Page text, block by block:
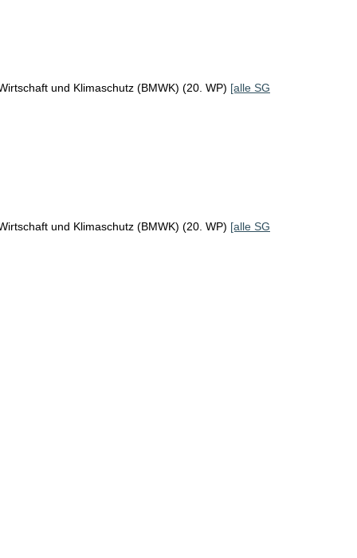
und Klimaschutz (BMWK) (20. WP) [alle SG
und Klimaschutz (BMWK) (20. WP) [alle SG